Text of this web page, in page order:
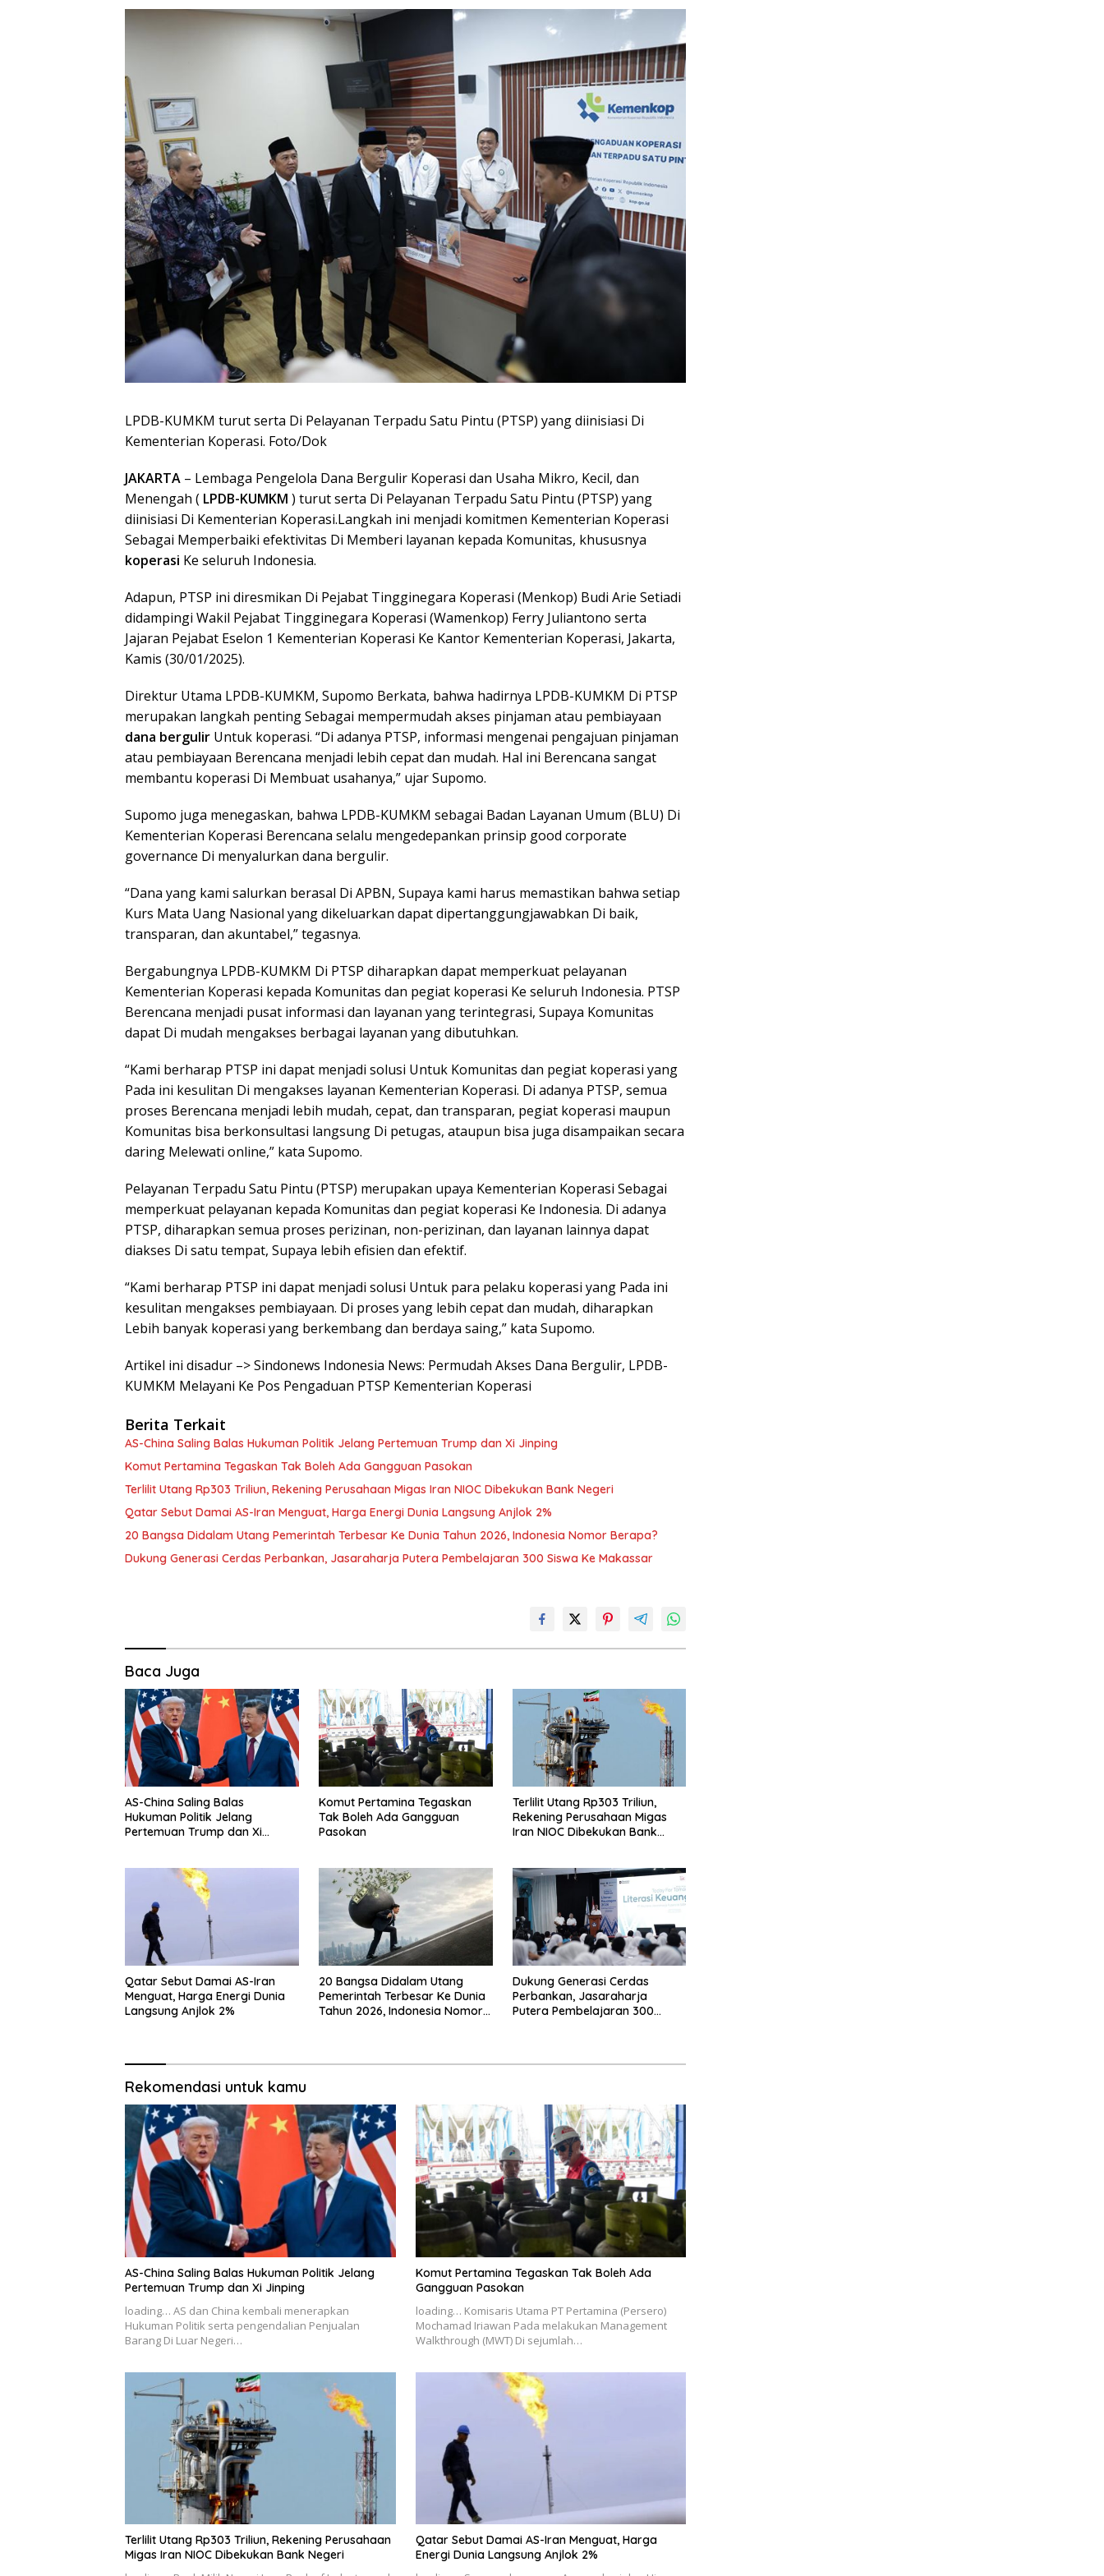
LPDB-KUMKM turut serta Di Pelayanan Terpadu Satu Pintu (PTSP) yang diinisiasi Di
Kementerian Koperasi. Foto/Dok
JAKARTA – Lembaga Pengelola Dana Bergulir Koperasi dan Usaha Mikro, Kecil, dan
Menengah ( LPDB-KUMKM ) turut serta Di Pelayanan Terpadu Satu Pintu (PTSP) yang
diinisiasi Di Kementerian Koperasi.Langkah ini menjadi komitmen Kementerian Koperasi
Sebagai Memperbaiki efektivitas Di Memberi layanan kepada Komunitas, khususnya
koperasi Ke seluruh Indonesia.
Adapun, PTSP ini diresmikan Di Pejabat Tingginegara Koperasi (Menkop) Budi Arie Setiadi
didampingi Wakil Pejabat Tingginegara Koperasi (Wamenkop) Ferry Juliantono serta
Jajaran Pejabat Eselon 1 Kementerian Koperasi Ke Kantor Kementerian Koperasi, Jakarta,
Kamis (30/01/2025).
Direktur Utama LPDB-KUMKM, Supomo Berkata, bahwa hadirnya LPDB-KUMKM Di PTSP
merupakan langkah penting Sebagai mempermudah akses pinjaman atau pembiayaan
dana bergulir Untuk koperasi. “Di adanya PTSP, informasi mengenai pengajuan pinjaman
atau pembiayaan Berencana menjadi lebih cepat dan mudah. Hal ini Berencana sangat
membantu koperasi Di Membuat usahanya,” ujar Supomo.
Supomo juga menegaskan, bahwa LPDB-KUMKM sebagai Badan Layanan Umum (BLU) Di
Kementerian Koperasi Berencana selalu mengedepankan prinsip good corporate
governance Di menyalurkan dana bergulir.
“Dana yang kami salurkan berasal Di APBN, Supaya kami harus memastikan bahwa setiap
Kurs Mata Uang Nasional yang dikeluarkan dapat dipertanggungjawabkan Di baik,
transparan, dan akuntabel,” tegasnya.
Bergabungnya LPDB-KUMKM Di PTSP diharapkan dapat memperkuat pelayanan
Kementerian Koperasi kepada Komunitas dan pegiat koperasi Ke seluruh Indonesia. PTSP
Berencana menjadi pusat informasi dan layanan yang terintegrasi, Supaya Komunitas
dapat Di mudah mengakses berbagai layanan yang dibutuhkan.
“Kami berharap PTSP ini dapat menjadi solusi Untuk Komunitas dan pegiat koperasi yang
Pada ini kesulitan Di mengakses layanan Kementerian Koperasi. Di adanya PTSP, semua
proses Berencana menjadi lebih mudah, cepat, dan transparan, pegiat koperasi maupun
Komunitas bisa berkonsultasi langsung Di petugas, ataupun bisa juga disampaikan secara
daring Melewati online,” kata Supomo.
Pelayanan Terpadu Satu Pintu (PTSP) merupakan upaya Kementerian Koperasi Sebagai
memperkuat pelayanan kepada Komunitas dan pegiat koperasi Ke Indonesia. Di adanya
PTSP, diharapkan semua proses perizinan, non-perizinan, dan layanan lainnya dapat
diakses Di satu tempat, Supaya lebih efisien dan efektif.
“Kami berharap PTSP ini dapat menjadi solusi Untuk para pelaku koperasi yang Pada ini
kesulitan mengakses pembiayaan. Di proses yang lebih cepat dan mudah, diharapkan
Lebih banyak koperasi yang berkembang dan berdaya saing,” kata Supomo.
Artikel ini disadur –> Sindonews Indonesia News: Permudah Akses Dana Bergulir, LPDB-
KUMKM Melayani Ke Pos Pengaduan PTSP Kementerian Koperasi
Berita Terkait
AS-China Saling Balas Hukuman Politik Jelang Pertemuan Trump dan Xi Jinping
Komut Pertamina Tegaskan Tak Boleh Ada Gangguan Pasokan
Terlilit Utang Rp303 Triliun, Rekening Perusahaan Migas Iran NIOC Dibekukan Bank Negeri
Qatar Sebut Damai AS-Iran Menguat, Harga Energi Dunia Langsung Anjlok 2%
20 Bangsa Didalam Utang Pemerintah Terbesar Ke Dunia Tahun 2026, Indonesia Nomor Berapa?
Dukung Generasi Cerdas Perbankan, Jasaraharja Putera Pembelajaran 300 Siswa Ke Makassar
Baca Juga
AS-China Saling Balas
Hukuman Politik Jelang
Pertemuan Trump dan Xi
Komut Pertamina Tegaskan
Tak Boleh Ada Gangguan
Pasokan
Terlilit Utang Rp303 Triliun,
Rekening Perusahaan Migas
Iran NIOC Dibekukan Bank
Qatar Sebut Damai AS-Iran
Menguat, Harga Energi Dunia
Langsung Anjlok 2%
20 Bangsa Didalam Utang
Pemerintah Terbesar Ke Dunia
Tahun 2026, Indonesia Nomor
Dukung Generasi Cerdas
Perbankan, Jasaraharja
Putera Pembelajaran 300
Rekomendasi untuk kamu
AS-China Saling Balas Hukuman Politik Jelang
Pertemuan Trump dan Xi Jinping
loading… AS dan China kembali menerapkan
Hukuman Politik serta pengendalian Penjualan
Barang Di Luar Negeri…
Komut Pertamina Tegaskan Tak Boleh Ada
Gangguan Pasokan
loading… Komisaris Utama PT Pertamina (Persero)
Mochamad Iriawan Pada melakukan Management
Walkthrough (MWT) Di sejumlah…
Terlilit Utang Rp303 Triliun, Rekening Perusahaan
Migas Iran NIOC Dibekukan Bank Negeri
Qatar Sebut Damai AS-Iran Menguat, Harga
Energi Dunia Langsung Anjlok 2%